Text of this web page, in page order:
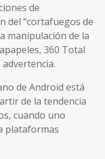
de
del “cortafuegos de
manipulación de la
360 Total
de Android está
de la tendencia
cuando uno
plataformas